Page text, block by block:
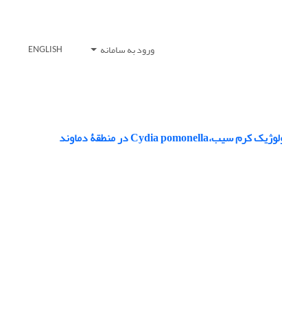
ورود به سامانه ENGLISH